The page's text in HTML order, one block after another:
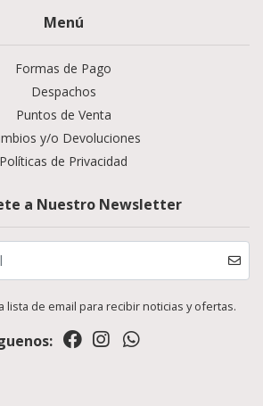
Menú
Formas de Pago
Despachos
Puntos de Venta
y/o Devoluciones
Políticas de Privacidad
a Nuestro Newsletter
lista de email para recibir noticias y ofertas.